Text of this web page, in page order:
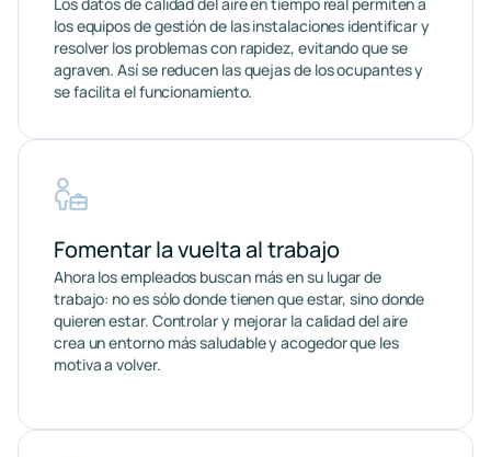
los equipos de gestión de las instalaciones identificar y
resolver los problemas con rapidez, evitando que se
agraven. Así se reducen las quejas de los ocupantes y
se facilita el funcionamiento.
Fomentar la vuelta al trabajo
Ahora los empleados buscan más en su lugar de
trabajo: no es sólo donde tienen que estar, sino donde
quieren estar. Controlar y mejorar la calidad del aire
crea un entorno más saludable y acogedor que les
motiva a volver.